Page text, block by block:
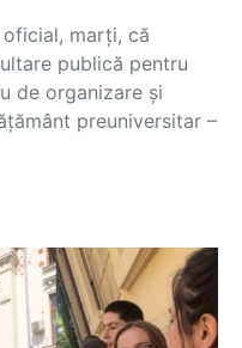
marți, că
publică pentru
de organizare și
preuniversitar –